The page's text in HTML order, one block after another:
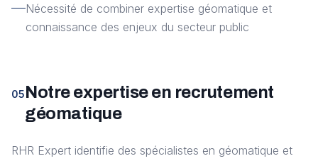
Nécessité de combiner expertise géomatique et
connaissance des enjeux du secteur public
05Notre expertise en recrutement
géomatique
RHR Expert identifie des spécialistes en géomatique et